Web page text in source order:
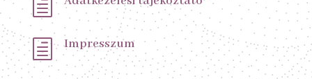
h
h Impresszum